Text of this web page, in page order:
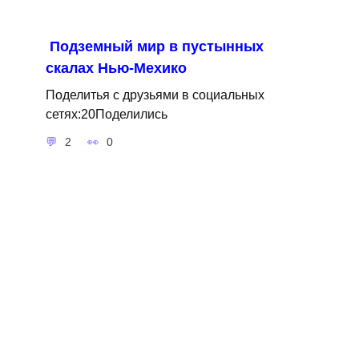
Подземный мир в пустынных
скалах Нью-Мехико
Поделитья с друзьями в социальных
сетях:20Поделились
2 0